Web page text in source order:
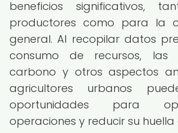
beneficios significativos,
productores como para la
general. Al recopilar datos
consumo de recursos, las
carbono y otros aspectos
agricultores urbanos
oportunidades para
operaciones y reducir su